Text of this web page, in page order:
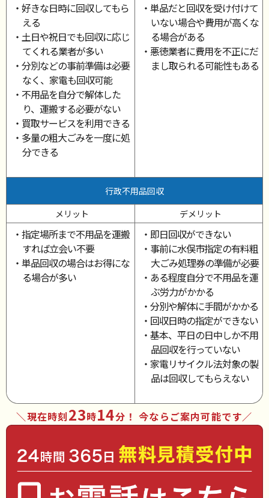
・好きな日時に回収してもら
える
・土日や祝日でも回収に応じ
てくれる業者が多い
・分別などの事前準備は必要
なく、家電も回収可能
・不用品を自分で解体した
り、運搬する必要がない
・買取サービスを利用できる
・多量の粗大ごみを一度に処
分できる
・単品だと回収を受け付けて
いない場合や費用が高くな
る場合がある
・悪徳業者に費用を不正にだ
まし取られる可能性もある
行政不用品回収
メリット
デメリット
・指定場所まで不用品を運搬
すれば立会い不要
・単品回収の場合はお得にな
る場合が多い
・即日回収ができない
・事前に水俣市指定の有料粗
大ごみ処理券の準備が必要
・ある程度自分で不用品を運
ぶ労力がかかる
・分別や解体に手間がかかる
・回収日時の指定ができない
・基本、平日の日中しか不用
品回収を行っていない
・家電リサイクル法対象の製
品は回収してもらえない
現在時刻23時14分 ！ 今ならご案内可能です